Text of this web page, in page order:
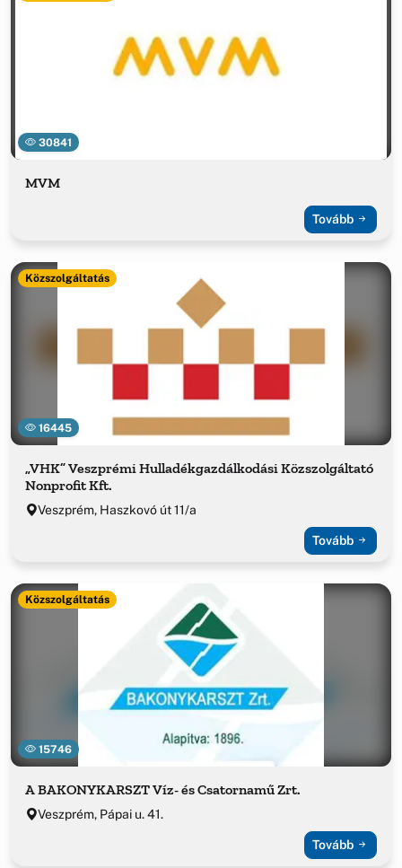
30841
MVM
Tovább
16445
Közszolgáltatás
„VHK” Veszprémi Hulladékgazdálkodási Közszolgáltató
Nonprofit Kft.
Veszprém, Haszkovó út 11/a
Tovább
15746
Közszolgáltatás
A BAKONYKARSZT Víz- és Csatornamű Zrt.
Veszprém, Pápai u. 41.
Tovább